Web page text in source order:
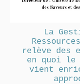
La
relève des
en quoi
vient